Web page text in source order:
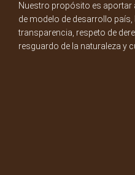
Nuestro propósito es aportar
de modelo de desarrollo
transparencia, respeto de
resguardo de la naturaleza y